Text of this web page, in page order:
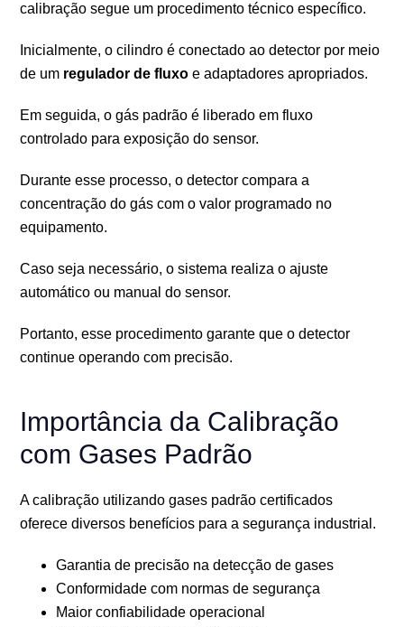
calibração segue um procedimento técnico específico.
Inicialmente, o cilindro é conectado ao detector por meio
de um regulador de fluxo e adaptadores apropriados.
Em seguida, o gás padrão é liberado em fluxo
controlado para exposição do sensor.
Durante esse processo, o detector compara a
concentração do gás com o valor programado no
equipamento.
Caso seja necessário, o sistema realiza o ajuste
automático ou manual do sensor.
Portanto, esse procedimento garante que o detector
continue operando com precisão.
Importância da Calibração
com Gases Padrão
A calibração utilizando gases padrão certificados
oferece diversos benefícios para a segurança industrial.
Garantia de precisão na detecção de gases
Conformidade com normas de segurança
Maior confiabilidade operacional